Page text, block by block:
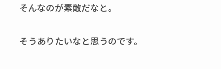
そんなのが素敵だなと。
そうありたいなと思うのです。